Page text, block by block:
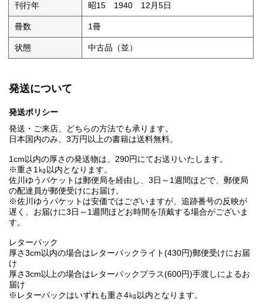
刊行年 昭15 1940 12月5日
冊数 1冊
状態 中古品（並）
発送について
発送ポリシー
発送・ご来店、どちらの方法でも承ります。
日本国内のみ、3万円以上の書籍は送料無料。
1cm以内の厚さの発送物は、290円にてお送りいたします。
※重さ1㎏以内となります。
佐川ゆうパケットは郵便局を経由し、3日～1週間ほどで、郵便局
の配達員が郵便受けにお届け。
※佐川ゆうパケットは安価ではございますが、追跡番号の反映が
遅く、お届けに3日～1週間ほどお時間を頂戴する場合がございま
す。
レターパック
厚さ3cm以内の場合はレターパックライト(430円)郵便受けにお届
け
厚さ3cm以上の場合はレターパックプラス(600円)手渡しによるお
届け
※レターパックはいずれも重さ4㎏以内となります。